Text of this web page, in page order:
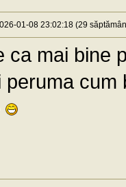
01-08 23:02:18 (29
ca mai bine
peruma